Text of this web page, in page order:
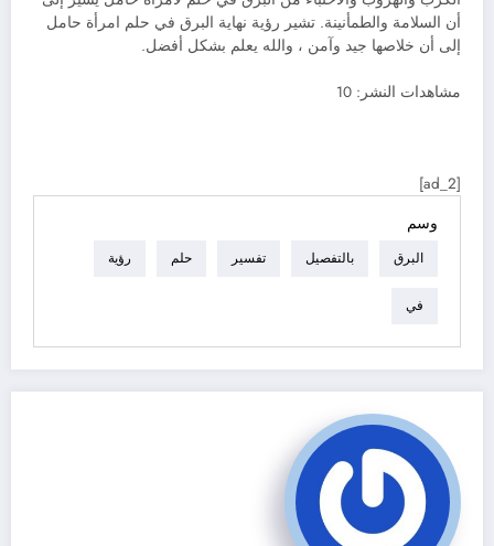
أن السلامة والطمأنينة. تشير رؤية نهاية البرق في حلم امرأة حامل
إلى أن خلاصها جيد وآمن ، والله يعلم بشكل أفضل.
مشاهدات النشر: 10
[ad_2]
وسم
البرق بالتفصيل تفسير حلم رؤية
في